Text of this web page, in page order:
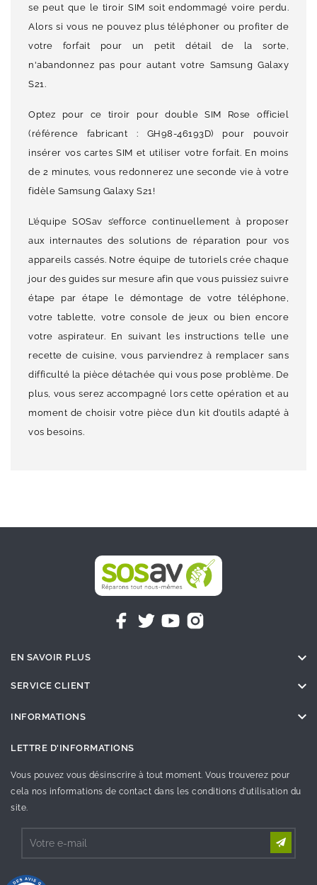
se peut que le tiroir SIM soit endommagé voire perdu.
Alors si vous ne pouvez plus téléphoner ou profiter de
votre forfait pour un petit détail de la sorte,
n'abandonnez pas pour autant votre Samsung Galaxy
S21.
Optez pour ce tiroir pour double SIM Rose officiel
(référence fabricant : GH98-46193D) pour pouvoir
insérer vos cartes SIM et utiliser votre forfait. En moins
de 2 minutes, vous redonnerez une seconde vie à votre
fidèle Samsung Galaxy S21!
L’équipe SOSav s’efforce continuellement à proposer
aux internautes des solutions de réparation pour vos
appareils cassés. Notre équipe de tutoriels crée chaque
jour des guides sur mesure afin que vous puissiez suivre
étape par étape le démontage de votre téléphone,
votre tablette, votre console de jeux ou bien encore
votre aspirateur. En suivant les instructions telle une
recette de cuisine, vous parviendrez à remplacer sans
difficulté la pièce détachée qui vous pose problème. De
plus, vous serez accompagné lors cette opération et au
moment de choisir votre pièce d’un kit d’outils adapté à
vos besoins.
EN SAVOIR PLUS 
SERVICE CLIENT 
INFORMATIONS 
LETTRE D'INFORMATIONS
Vous pouvez vous désinscrire à tout moment. Vous trouverez pour
cela nos informations de contact dans les conditions d'utilisation du
site.